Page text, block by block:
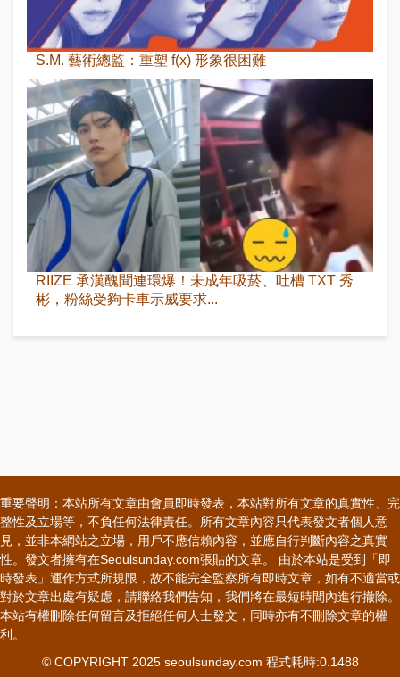
S.M. 藝術總監：重塑 f(x) 形象很困難
RIIZE 承漢醜聞連環爆！未成年吸菸、吐槽 TXT 秀
彬，粉絲受夠卡車示威要求...
重要聲明：本站所有文章由會員即時發表，本站對所有文章的真實性、完
整性及立場等，不負任何法律責任。所有文章內容只代表發文者個人意
見，並非本網站之立場，用戶不應信賴內容，並應自行判斷內容之真實
性。發文者擁有在Seoulsunday.com張貼的文章。 由於本站是受到「即
時發表」運作方式所規限，故不能完全監察所有即時文章，如有不適當或
對於文章出處有疑慮，請聯絡我們告知，我們將在最短時間內進行撤除。
本站有權刪除任何留言及拒絕任何人士發文，同時亦有不刪除文章的權
利。
© COPYRIGHT 2025 seoulsunday.com 程式耗時:0.1488